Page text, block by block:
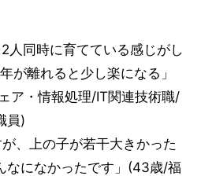
人同時に育てている感じがし
が離れると少し楽になる」
ア・情報処理/IT関連技術職/
員)
、上の子が若干大きかった
なになかったです」(43歳/福